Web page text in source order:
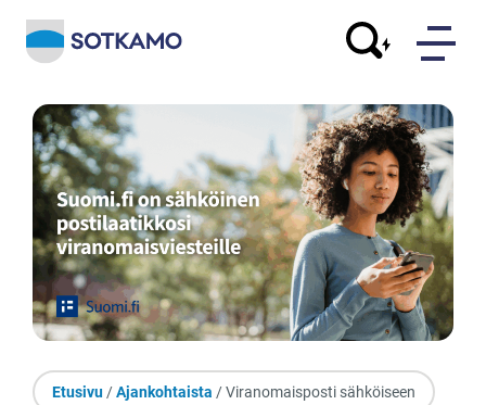
Etusivu/Ajankohtaista / Viranomaisposti sähköiseen